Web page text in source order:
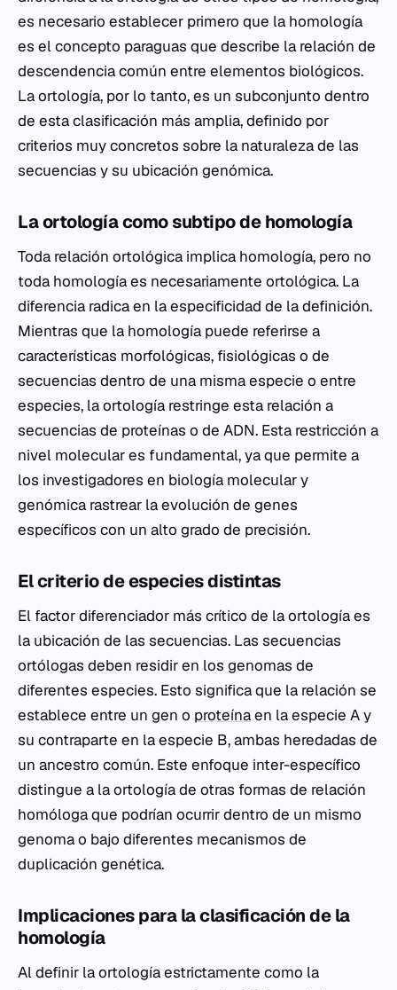
es necesario establecer primero que la homología
es el concepto paraguas que describe la relación de
descendencia común entre elementos biológicos.
La ortología, por lo tanto, es un subconjunto dentro
de esta clasificación más amplia, definido por
criterios muy concretos sobre la naturaleza de las
secuencias y su ubicación genómica.
La ortología como subtipo de homología
Toda relación ortológica implica homología, pero no
toda homología es necesariamente ortológica. La
diferencia radica en la especificidad de la definición.
Mientras que la homología puede referirse a
características morfológicas, fisiológicas o de
secuencias dentro de una misma especie o entre
especies, la ortología restringe esta relación a
secuencias de proteínas o de ADN. Esta restricción a
nivel molecular es fundamental, ya que permite a
los investigadores en biología molecular y
genómica rastrear la evolución de genes
específicos con un alto grado de precisión.
El criterio de especies distintas
El factor diferenciador más crítico de la ortología es
la ubicación de las secuencias. Las secuencias
ortólogas deben residir en los genomas de
diferentes especies. Esto significa que la relación se
establece entre un gen o proteínaen la especie A y
su contraparte en la especie B, ambas heredadas de
un ancestro común. Este enfoque inter-específico
distingue a la ortología de otras formas de relación
homóloga que podrían ocurrir dentro de un mismo
genoma o bajo diferentes mecanismos de
duplicación genética.
Implicaciones para la clasificación de la
homología
Al definir la ortología estrictamente como la